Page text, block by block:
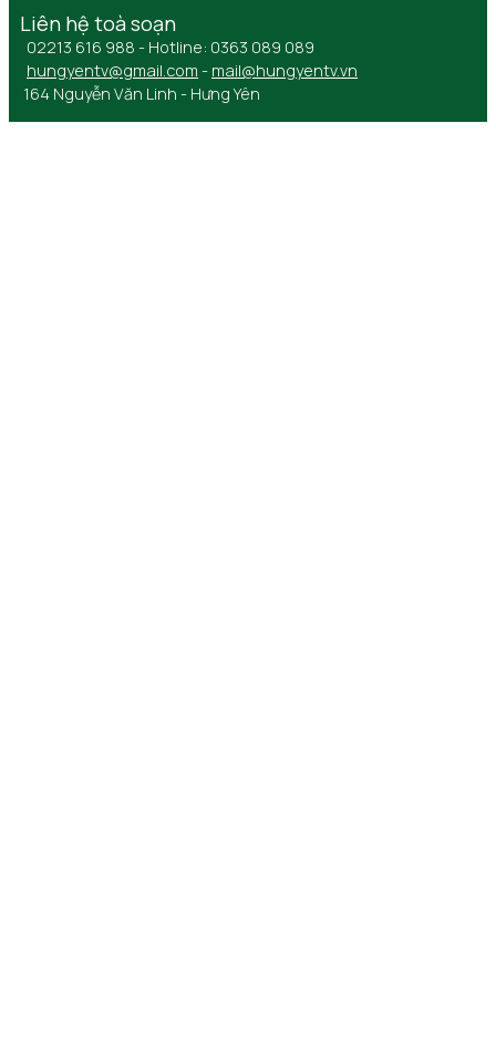
Liên hệ toà soạn
02213 616 988 - Hotline: 0363 089 089
hungyentv@gmail.com - mail@hungyentv.vn
164 Nguyễn Văn Linh - Hưng Yên